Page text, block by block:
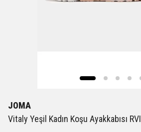
JOMA
Vitaly Yeşil Kadın Koşu Ayakkabısı